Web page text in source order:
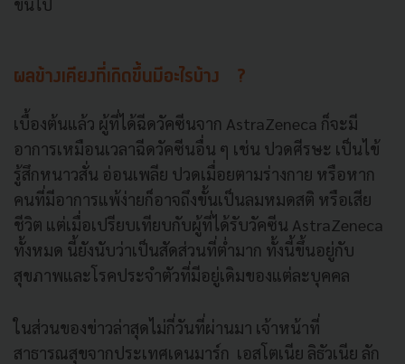
ผลข้างเคียงที่เกิดขึ้นมีอะไรบ้าง ?
เบื้องต้นแล้ว ผู้ที่ได้ฉีดวัคซีนจาก AstraZeneca ก็จะมี
อาการเหมือนเวลาฉีดวัคซีนอื่น ๆ เช่น ปวดศีรษะ เป็นไข้
รู้สึกหนาวสั่น อ่อนเพลีย ปวดเมื่อยตามร่างกาย หรือหาก
คนที่มีอาการแพ้ง่ายก็อาจถึงขั้นเป็นลมหมดสติ หรือเสีย
ชีวิต แต่เมื่อเปรียบเทียบกับผู้ที่ได้รับวัคซีน AstraZeneca
ทั้งหมด นี้ยังนับว่าเป็นสัดส่วนที่ต่ำมาก ทั้งนี้ขึ้นอยู่กับ
สุขภาพและโรคประจำตัวที่มีอยู่เดิมของแต่ละบุคคล
ในส่วนของข่าวล่าสุดไม่กี่วันที่ผ่านมา เจ้าหน้าที่
สาธารณสุขจากประเทศเดนมาร์ก เอสโตเนีย ลิธัวเนีย ลัก